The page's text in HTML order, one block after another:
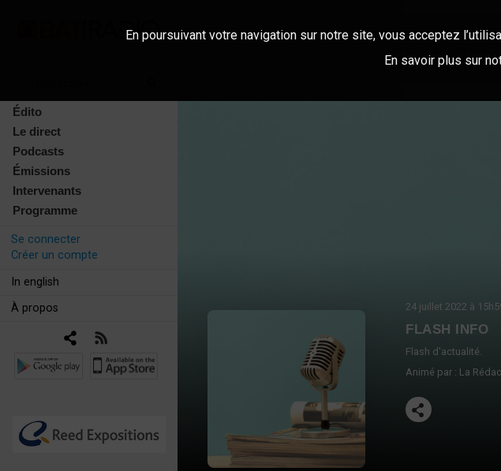
Édito
Le direct
Podcasts
Émissions
Intervenants
Programme
Se connecter
Créer un compte
In english
À propos
24 juillet 2022 à
FLASH INFO
Flash d'actualité.
Animé par : La
En poursuivant votre navigation sur notre site, vous acceptez
En savoir plus sur